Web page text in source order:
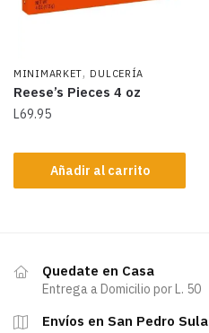
MINIMARKET, DULCERÍA
Reese’s Pieces 4 oz
L69.95
Añadir al carrito
Quedate en Casa
Entrega a Domicilio por L. 50
Envíos en San Pedro Sula